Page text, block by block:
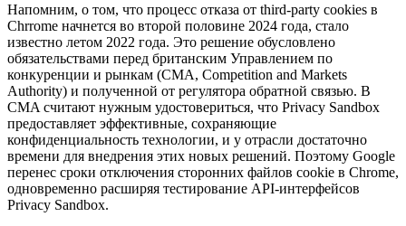
Напомним, о том, что процесс отказа от third-party cookies в
Chrrome начнется во второй половине 2024 года, стало
известно летом 2022 года. Это решение обусловлено
обязательствами перед британским Управлением по
конкуренции и рынкам (CMA, Competition and Markets
Authority) и полученной от регулятора обратной связью. В
CMA считают нужным удостовериться, что Privacy Sandbox
предоставляет эффективные, сохраняющие
конфиденциальность технологии, и у отрасли достаточно
времени для внедрения этих новых решений. Поэтому Google
перенес сроки отключения сторонних файлов cookie в Chrome,
одновременно расширяя тестирование API-интерфейсов
Privacy Sandbox.